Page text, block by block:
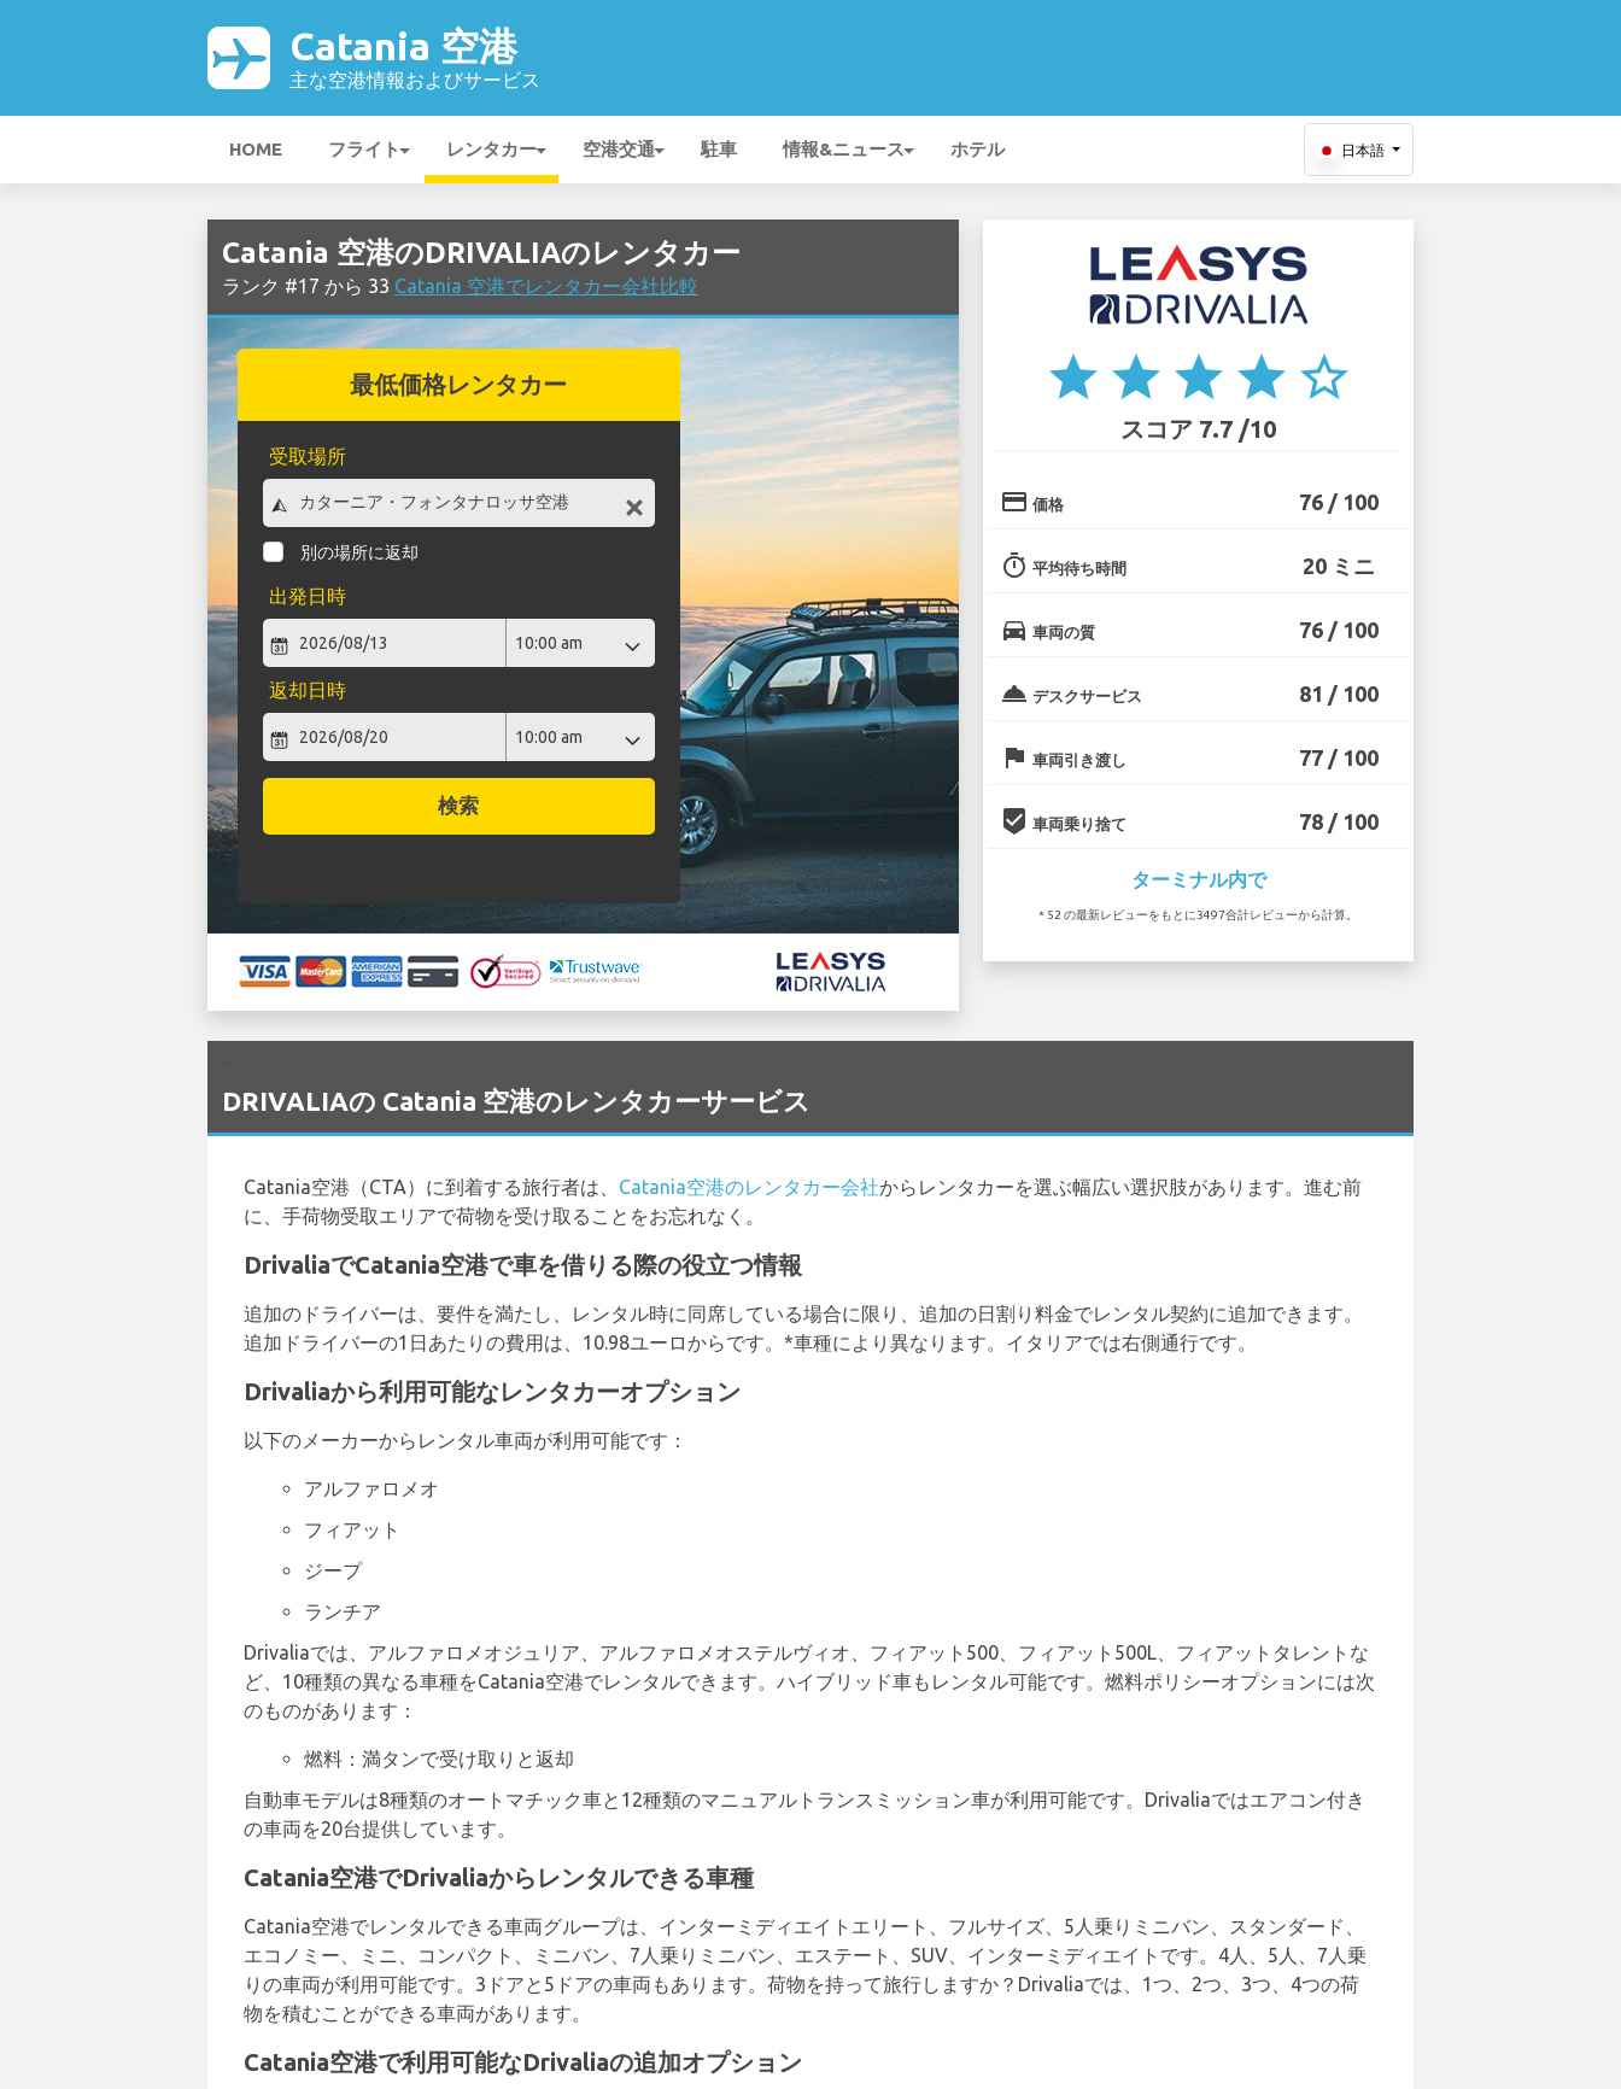
Catania 空港
主な空港情報およびサービス
HOME フライト レンタカー 空港交通 駐車 情報&ニュース ホテル 日本語
Catania 空港のDRIVALIAのレンタカー
ランク #17 から 33 Catania 空港でレンタカー会社比較
最低価格レンタカー
受取場所
別の場所に返却
出発日時
返却日時
検索
star star star star star_border
スコア 7.7 /10
credit_card 価格 76 / 100
timer 平均待ち時間 20 ミニ
directions_car 車両の質 76 / 100
room_service デスクサービス 81 / 100
flag 車両引き渡し 77 / 100
beenhere 車両乗り捨て 78 / 100
ターミナル内で
* 52 の最新レビューをもとに3497合計レビューから計算。
DRIVALIAの Catania 空港のレンタカーサービス
Catania空港（CTA）に到着する旅行者は、 Catania空港のレンタカー会社からレンタカーを選ぶ幅広い選択肢があります。進む前
に、手荷物受取エリアで荷物を受け取ることをお忘れなく。
DrivaliaでCatania空港で車を借りる際の役立つ情報
追加のドライバーは、要件を満たし、レンタル時に同席している場合に限り、追加の日割り料金でレンタル契約に追加できます。
追加ドライバーの1日あたりの費用は、10.98ユーロからです。*車種により異なります。イタリアでは右側通行です。
Drivaliaから利用可能なレンタカーオプション
以下のメーカーからレンタル車両が利用可能です：
アルファロメオ
フィアット
ジープ
ランチア
Drivaliaでは、アルファロメオジュリア、アルファロメオステルヴィオ、フィアット500、フィアット500L、フィアットタレントな
ど、10種類の異なる車種をCatania空港でレンタルできます。ハイブリッド車もレンタル可能です。燃料ポリシーオプションには次
のものがあります：
燃料：満タンで受け取りと返却
自動車モデルは8種類のオートマチック車と12種類のマニュアルトランスミッション車が利用可能です。Drivaliaではエアコン付き
の車両を20台提供しています。
Catania空港でDrivaliaからレンタルできる車種
Catania空港でレンタルできる車両グループは、インターミディエイトエリート、フルサイズ、5人乗りミニバン、スタンダード、
エコノミー、ミニ、コンパクト、ミニバン、7人乗りミニバン、エステート、SUV、インターミディエイトです。4人、5人、7人乗
りの車両が利用可能です。3ドアと5ドアの車両もあります。荷物を持って旅行しますか？Drivaliaでは、1つ、2つ、3つ、4つの荷
物を積むことができる車両があります。
Catania空港で利用可能なDrivaliaの追加オプション